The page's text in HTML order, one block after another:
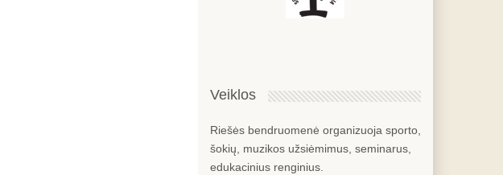
Veiklos
Riešės bendruomenė organizuoja sporto,
šokių, muzikos užsiėmimus, seminarus,
edukacinius renginius.